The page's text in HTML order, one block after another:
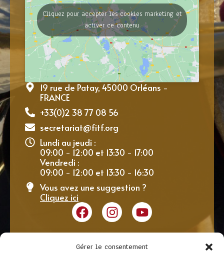
Gérer le consentement
Cliquez pour accepter les cookies marketing et
activer ce contenu
19 rue de Patay, 45000 Orléans -
FRANCE
+33(0)2 38 77 08 56
secretariat@fitf.org
Lundi au jeudi :
09:00 - 12:00 et 13:30 - 17:00
Vendredi :
09:00 - 12:00 et 13:30 - 16:30
Vous avez une suggestion ?
Cliquez ici